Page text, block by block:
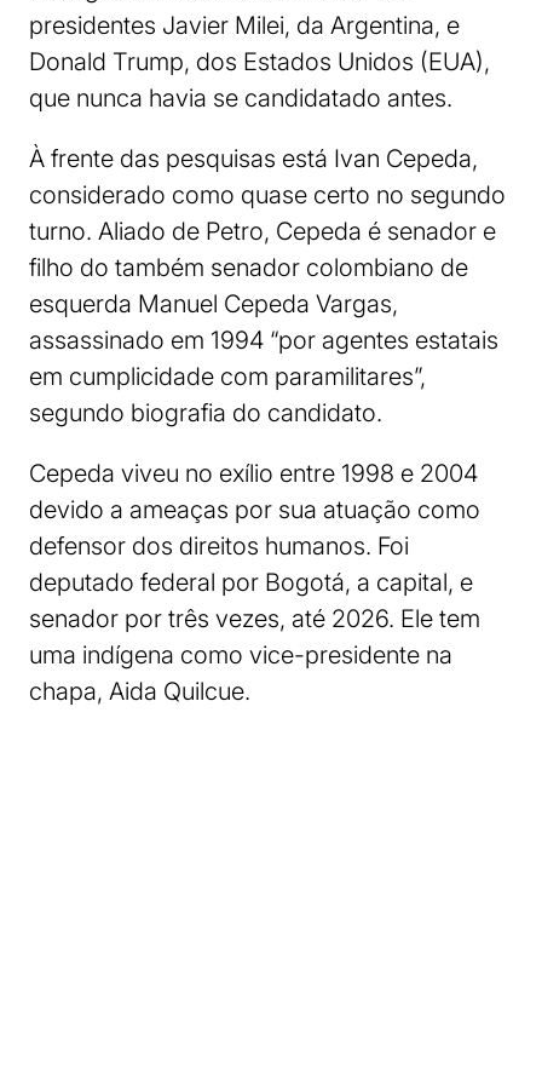
presidentes Javier Milei, da Argentina, e
Donald Trump, dos Estados Unidos (EUA),
que nunca havia se candidatado antes.
À frente das pesquisas está Ivan Cepeda,
considerado como quase certo no segundo
turno. Aliado de Petro, Cepeda é senador e
filho do também senador colombiano de
esquerda Manuel Cepeda Vargas,
assassinado em 1994 “por agentes estatais
em cumplicidade com paramilitares”,
segundo biografia do candidato.
Cepeda viveu no exílio entre 1998 e 2004
devido a ameaças por sua atuação como
defensor dos direitos humanos. Foi
deputado federal por Bogotá, a capital, e
senador por três vezes, até 2026. Ele tem
uma indígena como vice-presidente na
chapa, Aida Quilcue.